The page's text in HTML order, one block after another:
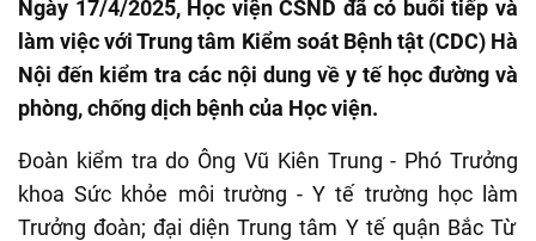
Ngày 17/4/2025, Học viện CSND đã có buổi tiếp và
làm việc với Trung tâm Kiểm soát Bệnh tật (CDC) Hà
Nội đến kiểm tra các nội dung về y tế học đường và
phòng, chống dịch bệnh của Học viện.
Đoàn kiểm tra do Ông Vũ Kiên Trung - Phó Trưởng
khoa Sức khỏe môi trường - Y tế trường học
làm
Trưởng đoàn; đại diện Trung tâm Y tế quận Bắc Từ